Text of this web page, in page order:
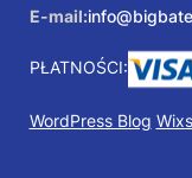
E-mail:
PŁATNOŚCI:
WordPress Blog